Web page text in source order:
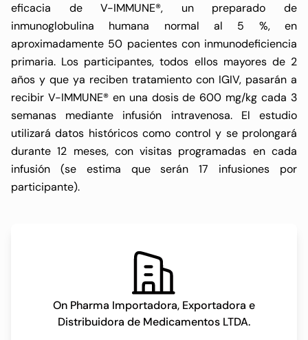
eficacia de V-IMMUNE®, un preparado de
inmunoglobulina humana normal al 5 %, en
aproximadamente 50 pacientes con inmunodeficiencia
primaria. Los participantes, todos ellos mayores de 2
años y que ya reciben tratamiento con IGIV, pasarán a
recibir V-IMMUNE® en una dosis de 600 mg/kg cada 3
semanas mediante infusión intravenosa. El estudio
utilizará datos históricos como control y se prolongará
durante 12 meses, con visitas programadas en cada
infusión (se estima que serán 17 infusiones por
participante).
On Pharma Importadora, Exportadora e
Distribuidora de Medicamentos LTDA.